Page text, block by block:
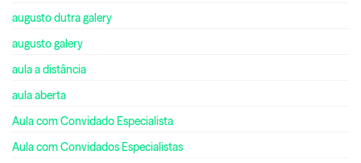
augusto dutra galery
augusto galery
aula a distância
aula aberta
Aula com Convidado Especialista
Aula com Convidados Especialistas